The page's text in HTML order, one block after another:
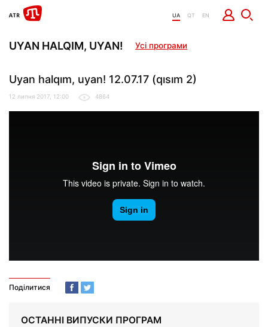
UA QT EN
UYAN HALQIM, UYAN! Усі програми
Uyan halqım, uyan! 12.07.17 (qısım 2)
12 липня 2017, 12:00 4864
Поділитися
ОСТАННІ ВИПУСКИ ПРОГРАМ